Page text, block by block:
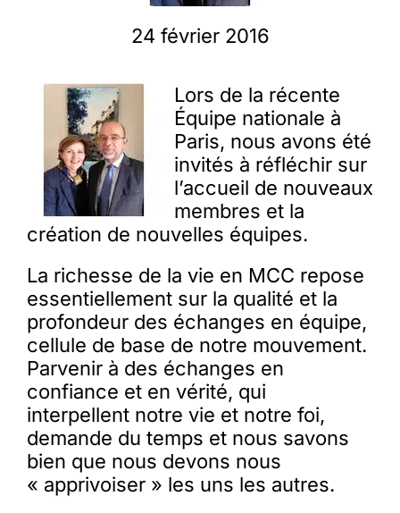
L’actu
Nous soutenir
La revue Responsables
24 février 2016
Lors de la récente
Équipe nationale à
Paris, nous avons été
invités à réfléchir sur
l’accueil de nouveaux
membres et la
création de nouvelles équipes.
La richesse de la vie en MCC repose
essentiellement sur la qualité et la
profondeur des échanges en équipe,
cellule de base de notre mouvement.
Parvenir à des échanges en
confiance et en vérité, qui
interpellent notre vie et notre foi,
demande du temps et nous savons
bien que nous devons nous
« apprivoiser » les uns les autres.